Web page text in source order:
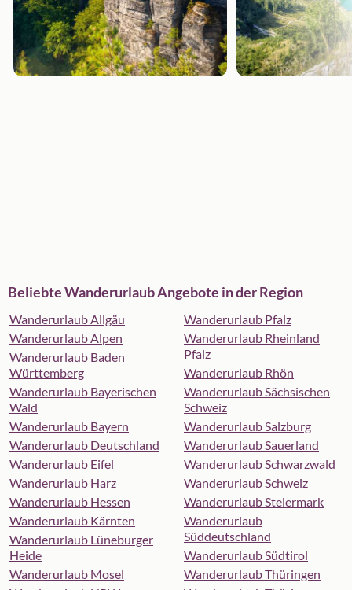
Beliebte Wanderurlaub Angebote in der Region
Wanderurlaub Allgäu
Wanderurlaub Alpen
Wanderurlaub Baden
Württemberg
Wanderurlaub Bayerischen
Wald
Wanderurlaub Bayern
Wanderurlaub Deutschland
Wanderurlaub Eifel
Wanderurlaub Harz
Wanderurlaub Hessen
Wanderurlaub Kärnten
Wanderurlaub Lüneburger
Heide
Wanderurlaub Mosel
Wanderurlaub Pfalz
Wanderurlaub Rheinland
Pfalz
Wanderurlaub Rhön
Wanderurlaub Sächsischen
Schweiz
Wanderurlaub Salzburg
Wanderurlaub Sauerland
Wanderurlaub Schwarzwald
Wanderurlaub Schweiz
Wanderurlaub Steiermark
Wanderurlaub
Süddeutschland
Wanderurlaub Südtirol
Wanderurlaub Thüringen